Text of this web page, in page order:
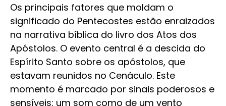
Os principais fatores que moldam o
significado do Pentecostes estão enraizados
na narrativa bíblica do livro dos Atos dos
Apóstolos. O evento central é a descida do
Espírito Santo sobre os apóstolos, que
estavam reunidos no Cenáculo. Este
momento é marcado por sinais poderosos e
sensíveis: um som como de um vento